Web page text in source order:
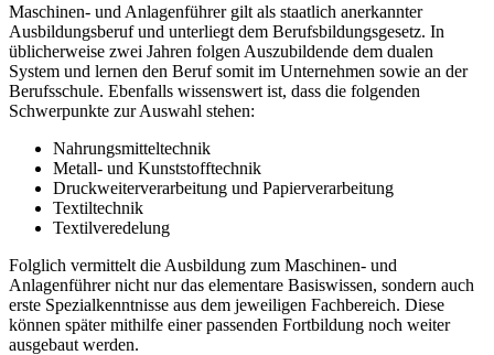
Maschinen- und Anlagenführer gilt als staatlich anerkannter
Ausbildungsberuf und unterliegt dem Berufsbildungsgesetz. In
üblicherweise zwei Jahren folgen Auszubildende dem dualen
System und lernen den Beruf somit im Unternehmen sowie an der
Berufsschule. Ebenfalls wissenswert ist, dass die folgenden
Schwerpunkte zur Auswahl stehen:
Nahrungsmitteltechnik
Metall- und Kunststofftechnik
Druckweiterverarbeitung und Papierverarbeitung
Textiltechnik
Textilveredelung
Folglich vermittelt die Ausbildung zum Maschinen- und
Anlagenführer nicht nur das elementare Basiswissen, sondern auch
erste Spezialkenntnisse aus dem jeweiligen Fachbereich. Diese
können später mithilfe einer passenden Fortbildung noch weiter
ausgebaut werden.